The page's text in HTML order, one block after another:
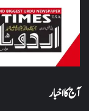
آج کا اخبار